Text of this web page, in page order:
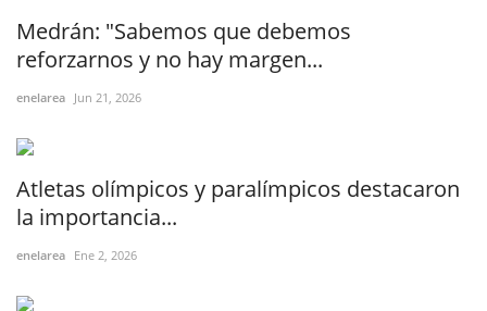
Medrán: "Sabemos que debemos
reforzarnos y no hay margen...
enelarea Jun 21, 2026
Atletas olímpicos y paralímpicos destacaron
la importancia...
enelarea Ene 2, 2026